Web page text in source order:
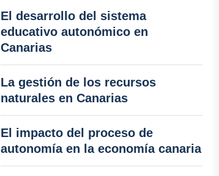
El desarrollo del sistema
educativo autonómico en
Canarias
La gestión de los recursos
naturales en Canarias
El impacto del proceso de
autonomía en la economía canaria